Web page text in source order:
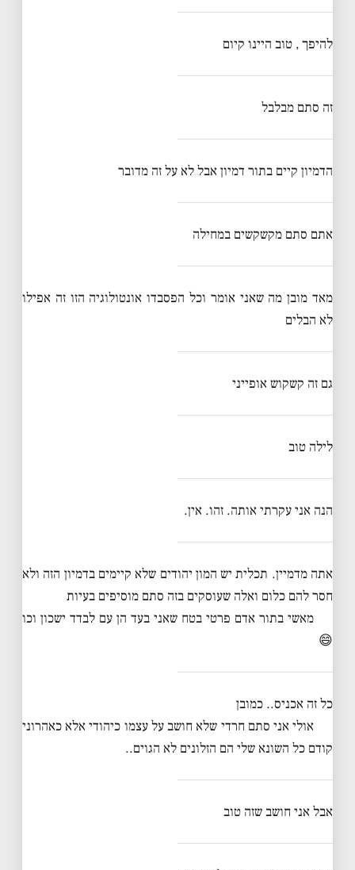
להיפך , טוב היינו קיום
זה סתם מבלבל
הדמיון קיים בתור דמיון אבל לא על זה מדובר
אתם סתם מקשקשים במחילה
מאד מובן מה שאני אומר וכל הפסבדו אונטולוגיה הזו זה אפילו
לא הבלים
גם זה קשקוש אופייני
לילה טוב
הנה אני עקרתי אותה. זהו. אין.
אתה מדמיין. תכלית יש המון יהודים שלא קיימים בדמיון הזה ולא
חסר להם כלום ואלה שעוסקים בזה סתם מוסיפים בעיות
מאשי בתור אדם פרטי בטח שאני בעד הן עם לבדד ישכון וכו
😄
כל זה אכניס.. כמובן
אולי אני סתם חרדי שלא חושב על עצמו כיהודי אלא כאהרוני
קודם כל השונא שלי הם הזלונים לא הגוים..
אבל אני חושב שזה טוב